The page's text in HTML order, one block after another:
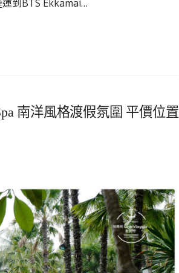
到BTS Ekkamai…
南洋風格渡假氛圍 平價位置